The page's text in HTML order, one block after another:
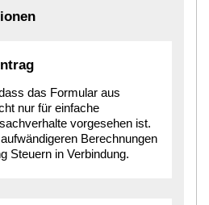
das Formular aus
nur für einfache
vorgesehen ist.
Berechnungen
Steuern in Verbindung.